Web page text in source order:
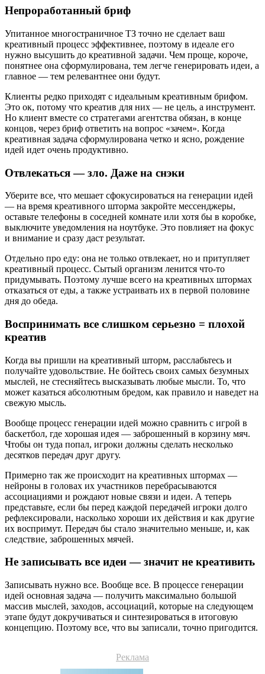
Непроработанный бриф
Упитанное многостраничное ТЗ точно не сделает ваш
креативный процесс эффективнее, поэтому в идеале его
нужно высушить до креативной задачи. Чем проще, короче,
понятнее она сформулирована, тем легче генерировать идеи, а
главное — тем релевантнее они будут.
Клиенты редко приходят с идеальным креативным брифом.
Это ок, потому что креатив для них — не цель, а инструмент.
Но клиент вместе со стратегами агентства обязан, в конце
концов, через бриф ответить на вопрос «зачем». Когда
креативная задача сформулирована четко и ясно, рождение
идей идет очень продуктивно.
Отвлекаться — зло. Даже на снэки
Уберите все, что мешает сфокусироваться на генерации идей
— на время креативного шторма закройте мессенджеры,
оставьте телефоны в соседней комнате или хотя бы в коробке,
выключите уведомления на ноутбуке. Это повлияет на фокус
и внимание и сразу даст результат.
Отдельно про еду: она не только отвлекает, но и притупляет
креативный процесс. Сытый организм ленится что-то
придумывать. Поэтому лучше всего на креативных штормах
отказаться от еды, а также устраивать их в первой половине
дня до обеда.
Воспринимать все слишком серьезно = плохой
креатив
Когда вы пришли на креативный шторм, расслабьтесь и
получайте удовольствие. Не бойтесь своих самых безумных
мыслей, не стесняйтесь высказывать любые мысли. То, что
может казаться абсолютным бредом, как правило и наведет на
свежую мысль.
Вообще процесс генерации идей можно сравнить с игрой в
баскетбол, где хорошая идея — заброшенный в корзину мяч.
Чтобы он туда попал, игроки должны сделать несколько
десятков передач друг другу.
Примерно так же происходит на креативных штормах —
нейроны в головах их участников перебрасываются
ассоциациями и рождают новые связи и идеи. А теперь
представьте, если бы перед каждой передачей игроки долго
рефлексировали, насколько хороши их действия и как другие
их воспримут. Передач бы стало значительно меньше, и, как
следствие, заброшенных мячей.
Не записывать все идеи — значит не креативить
Записывать нужно все. Вообще все. В процессе генерации
идей основная задача — получить максимально большой
массив мыслей, заходов, ассоциаций, которые на следующем
этапе будут докручиваться и синтезироваться в итоговую
концепцию. Поэтому все, что вы записали, точно пригодится.
Реклама